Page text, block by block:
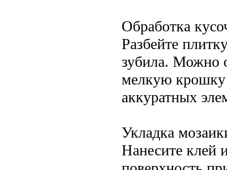
Обработка
Разбейте
зубила. Можно
мелкую крошку
аккуратных
Укладка
Нанесите клей